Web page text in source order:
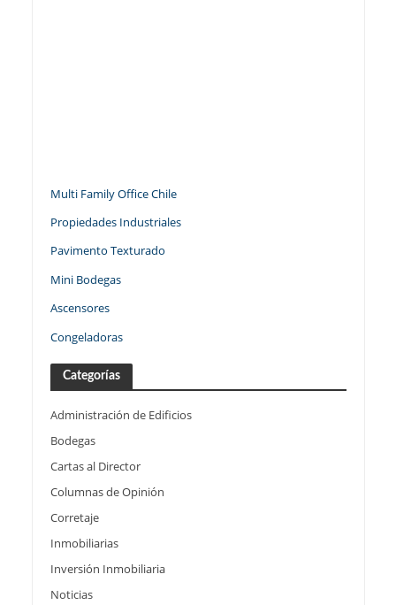
Multi Family Office Chile
Propiedades Industriales
Pavimento Texturado
Mini Bodegas
Ascensores
Congeladoras
Categorías
Administración de Edificios
Bodegas
Cartas al Director
Columnas de Opinión
Corretaje
Inmobiliarias
Inversión Inmobiliaria
Noticias